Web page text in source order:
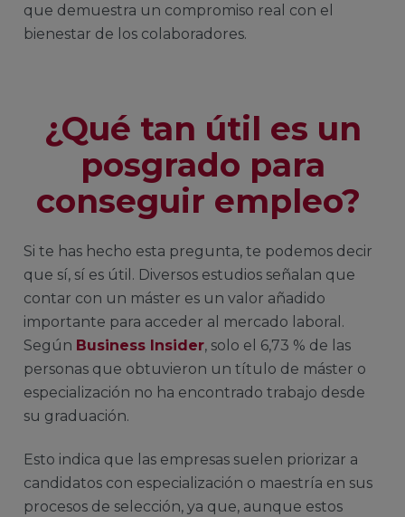
que demuestra un compromiso real con el
bienestar de los colaboradores.
¿Qué tan útil es un
posgrado para
conseguir empleo?
Si te has hecho esta pregunta, te podemos decir
que sí, sí es útil. Diversos estudios señalan que
contar con un máster es un valor añadido
importante para acceder al mercado laboral.
Según Business Insider, solo el 6,73 % de las
personas que obtuvieron un título de máster o
especialización no ha encontrado trabajo desde
su graduación.
Esto indica que las empresas suelen priorizar a
candidatos con especialización o maestría en sus
procesos de selección, ya que, aunque estos